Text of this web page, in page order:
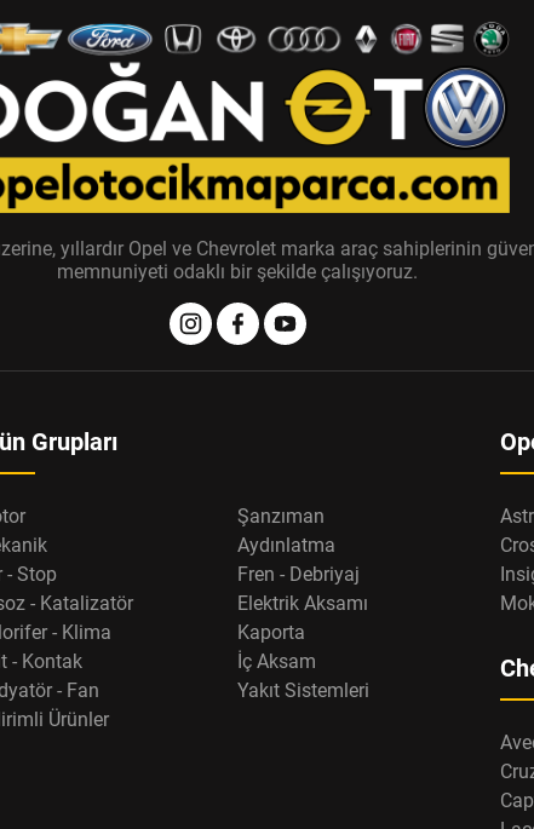
yıllardır Opel ve Chevrolet marka araç sahiplerinin
memnuniyeti odaklı bir şekilde çalışıyoruz.
Grupları
Şanzıman
Aydınlatma
- Stop
Fren - Debriyaj
- Katalizatör
Elektrik Aksamı
- Klima
Kaporta
- Kontak
İç Aksam
- Fan
Yakıt Sistemleri
Ürünler